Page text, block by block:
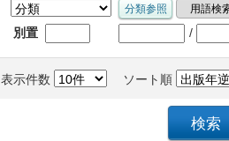
別置 /
表示件数 ソート順